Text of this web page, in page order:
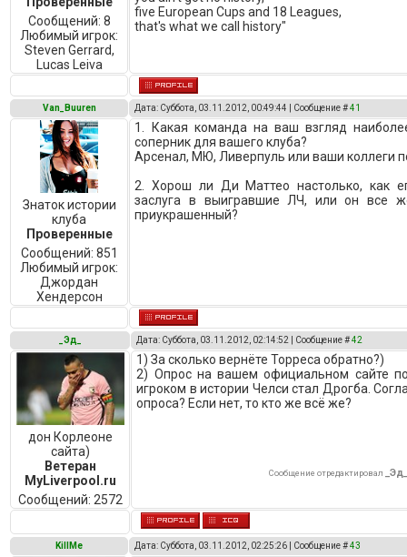
Сообщений: 8
Любимый игрок:
Steven Gerrard,
Lucas Leiva
five European Cups and 18 Leagues,
that's what we call history"
Van_Buuren Дата: Суббота, 03.11.2012, 00:49:44 | Сообщение #41
Знаток истории
клуба
Проверенные
Сообщений: 851
Любимый игрок:
Джордан
Хендерсон
1. Какая команда на ваш взгляд
соперник для вашего клуба?
Арсенал, МЮ, Ливерпуль или ваши коллеги
2. Хорош ли Ди Маттео настолько, как
заслуга в выигравшие ЛЧ, или он все
приукрашенный?
_Эд_ Дата: Суббота, 03.11.2012, 02:14:52 | Сообщение #42
дон Корлеоне
сайта)
Ветеран
MyLiverpool.ru
Сообщений: 2572
1) За сколько вернёте Торреса обратно?)
2) Опрос на вашем официальном сайте
игроком в истории Челси стал Дрогба.
опроса? Если нет, то кто же всё же?
Сообщение отредактировал
KillMe Дата: Суббота, 03.11.2012, 02:25:26 | Сообщение #43